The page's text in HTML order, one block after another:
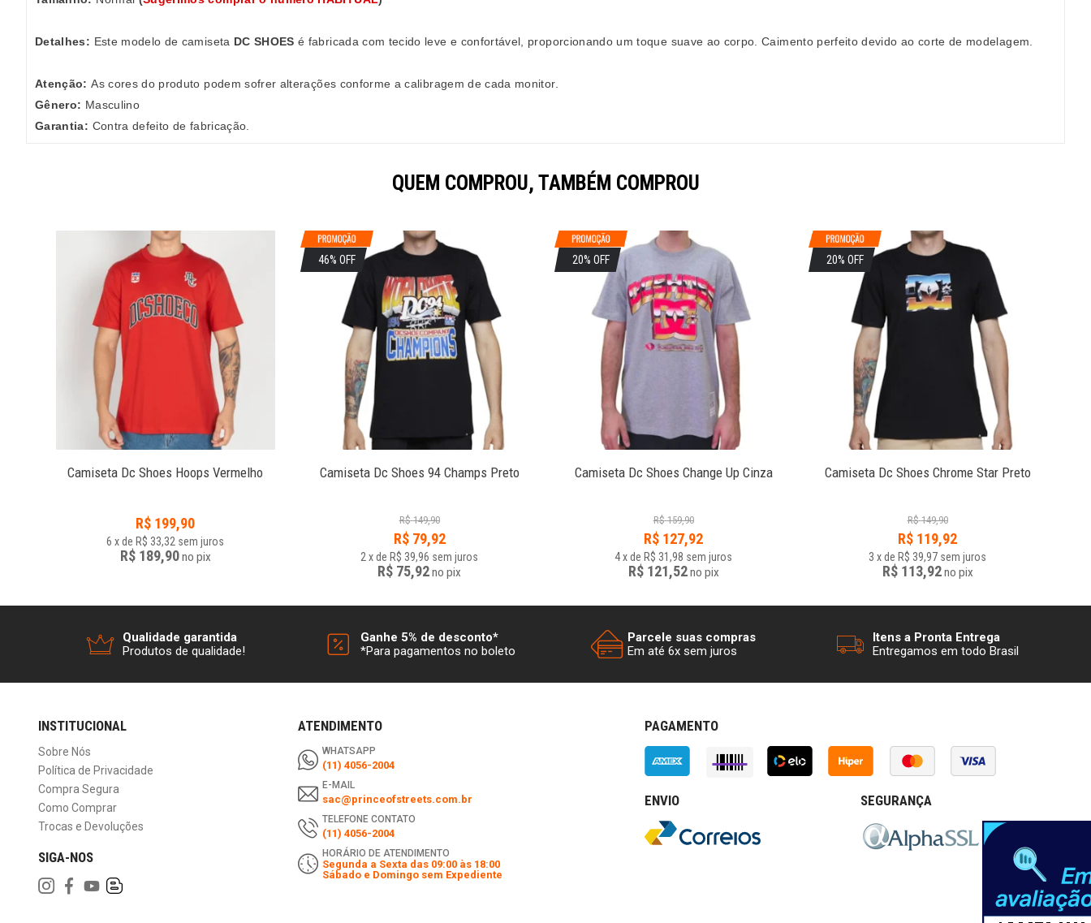
Detalhes: Este modelo de camiseta DC SHOES é fabricada com tecido leve e confortável, proporcionando um toque suave ao corpo. Caimento perfeito devido ao corte de modelagem.
Atenção: As cores do produto podem sofrer alterações conforme a calibragem de cada monitor.
Gênero: Masculino
Garantia: Contra defeito de fabricação.
QUEM COMPROU, TAMBÉM COMPROU
Camiseta Dc Shoes Hoops Vermelho
R$ 199,90
6 xde R$ 33,32 sem juros
R$ 189,90no pix
46% OFF
Camiseta Dc Shoes 94 Champs Preto
R$ 149,90
R$ 79,92
2 xde R$ 39,96 sem juros
R$ 75,92no pix
20% OFF
Camiseta Dc Shoes Change Up Cinza
R$ 159,90
R$ 127,92
4xde R$ 31,98 sem juros
R$ 121,52no pix
20% OFF
Camiseta Dc Shoes Chrome Star Preto
R$ 149,90
R$ 119,92
3 xde R$ 39,97 sem juros
R$ 113,92no pix
Qualidade garantida
Produtos de qualidade!
Ganhe 5% de desconto*
*Para pagamentos no boleto
Parcele suas compras
Em até 6x sem juros
Itens a Pronta Entrega
Entregamos em todo Brasil
INSTITUCIONAL
Sobre Nós
Política de Privacidade
Compra Segura
Como Comprar
Trocas e Devoluções
SIGA-NOS
ATENDIMENTO
WHATSAPP
(11) 4056-2004
E-MAIL
sac@princeofstreets.com.br
TELEFONE CONTATO
(11) 4056-2004
HORÁRIO DE ATENDIMENTO
Segunda a Sexta das 09:00 às 18:00
Sábado e Domingo sem Expediente
PAGAMENTO
ENVIO SEGURANÇA